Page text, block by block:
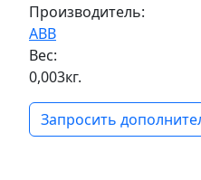
Производитель:
ABB
Вес:
0,003кг.
Запросить